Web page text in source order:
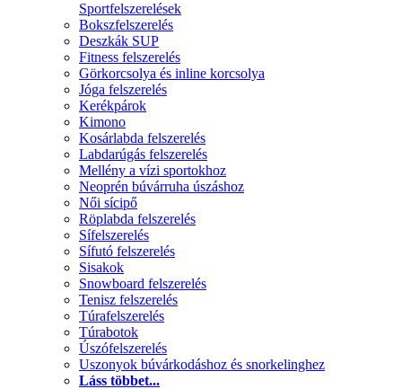
Sportfelszerelések
Bokszfelszerelés
Deszkák SUP
Fitness felszerelés
Görkorcsolya és inline korcsolya
Jóga felszerelés
Kerékpárok
Kimono
Kosárlabda felszerelés
Labdarúgás felszerelés
Mellény a vízi sportokhoz
Neoprén búvárruha úszáshoz
Női sícipő
Röplabda felszerelés
Sífelszerelés
Sífutó felszerelés
Sisakok
Snowboard felszerelés
Tenisz felszerelés
Túrafelszerelés
Túrabotok
Úszófelszerelés
Uszonyok búvárkodáshoz és snorkelinghez
Láss többet...